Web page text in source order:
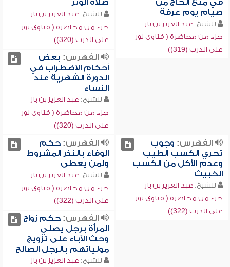
في منع الحاج من
صيام يوم عرفة
للشيخ: عبد العزيز بن باز
جزء من محاضرة ( فتاوى نور
على الدرب (319))
صلاة الوتر
للشيخ: عبد العزيز بن باز
جزء من محاضرة ( فتاوى نور
على الدرب (320))
الفهرس: بعض
أحكام الاضطراب في
الدورة الشهرية عند
النساء
للشيخ: عبد العزيز بن باز
جزء من محاضرة ( فتاوى نور
على الدرب (320))
الفهرس: وجوب
تحري الكسب الطيب
وعدم الأكل من الكسب
الخبيث
للشيخ: عبد العزيز بن باز
جزء من محاضرة ( فتاوى نور
على الدرب (322))
الفهرس:حكم
الوفاء بالنذر المشروط
ولمن يعطى
للشيخ: عبد العزيز بن باز
جزء من محاضرة ( فتاوى نور
على الدرب (322))
الفهرس:حكم زواج
المرأة برجل يصلي
وحث الآباء على تزويج
مولياتهم بالرجل الصالح
للشيخ: عبد العزيز بن باز